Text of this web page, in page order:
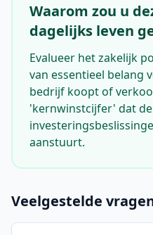
Waarom zou u
dagelijks leven
Evalueer het zakelijk
van essentieel belang
bedrijf koopt of
'kernwinstcijfer' dat
aanstuurt.
Veelgestelde